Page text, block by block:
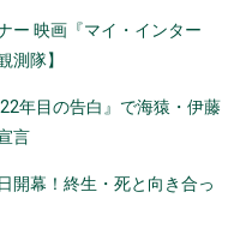
ー 映画『マイ・インター
測隊】
年目の告白』で海猿・伊藤
言
開幕！終生・死と向き合っ